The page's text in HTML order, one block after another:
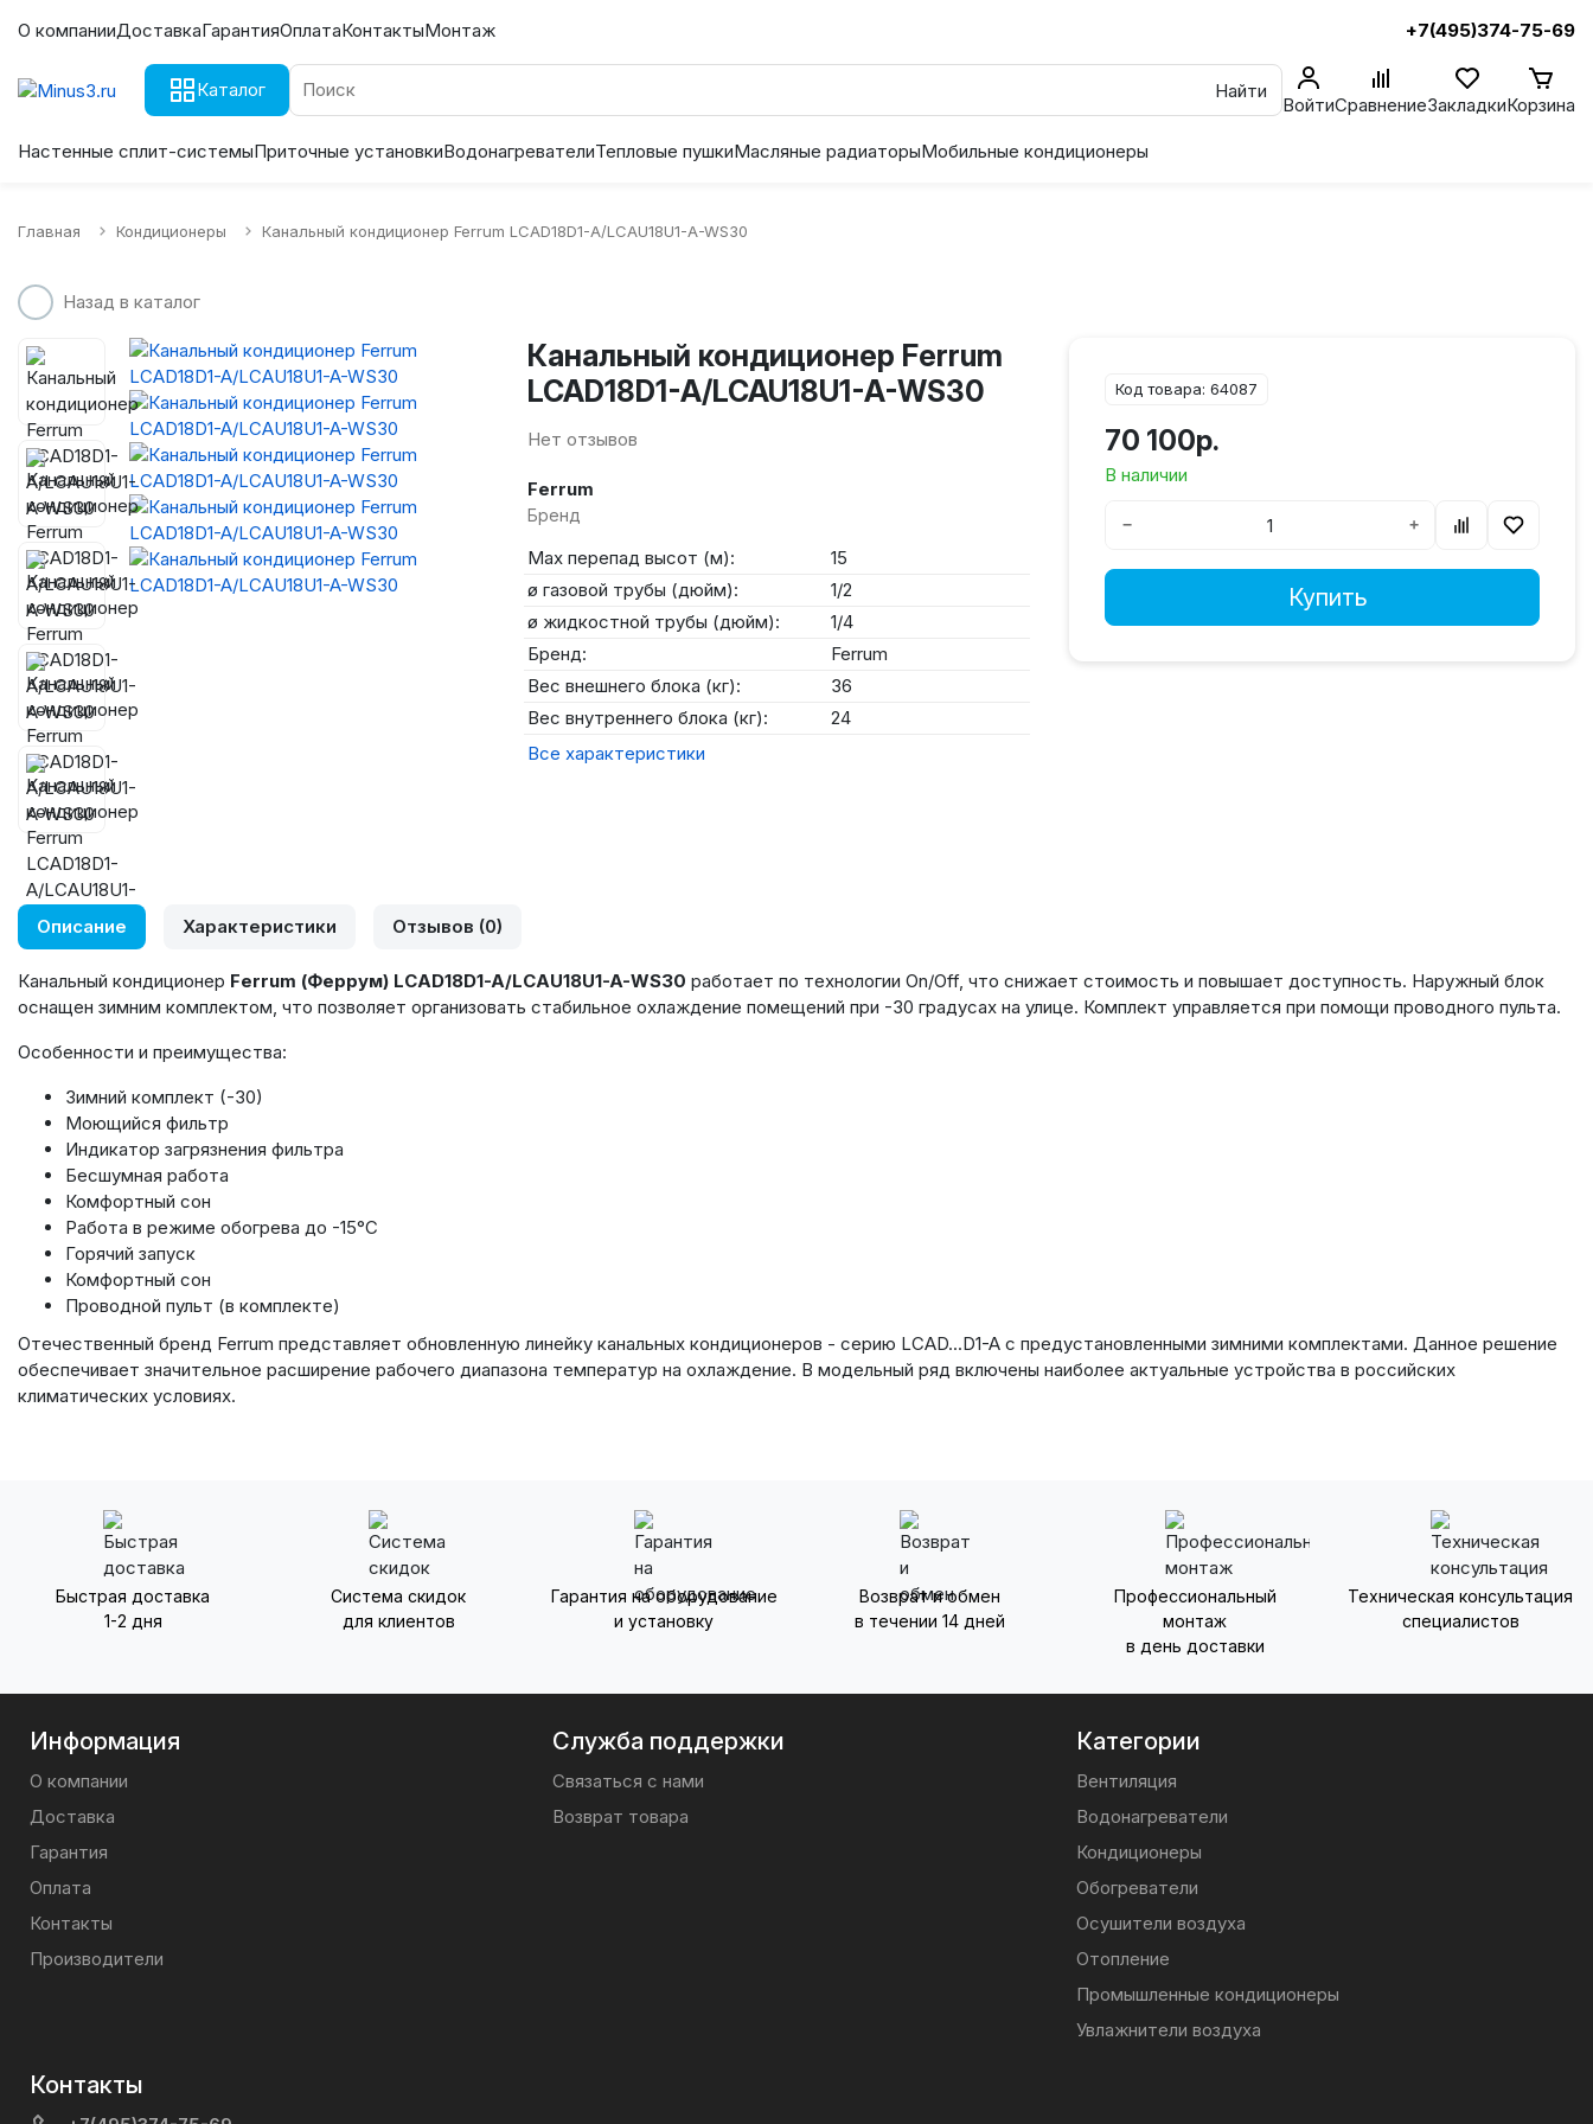
О компанииДоставкаГарантияОплатаКонтактыМонтаж +7(495)374-75-69
Каталог Найти
ВойтиСравнениеЗакладкиКорзина
Настенные сплит-системыПриточные установкиВодонагревателиТепловые пушкиМасляные радиаторыМобильные кондиционеры
Главная Кондиционеры Канальный кондиционер Ferrum LCAD18D1-A/LCAU18U1-A-WS30
Назад в каталог
Канальный кондиционер Ferrum
LCAD18D1-A/LCAU18U1-A-WS30
Нет отзывов
Ferrum
Бренд
Max перепад высот (м):
15
ø газовой трубы (дюйм):
1/2
ø жидкостной трубы (дюйм):
1/4
Бренд:
Ferrum
Вес внешнего блока (кг):
36
Вес внутреннего блока (кг):
24
Все характеристики
Код товара: 64087
70 100р.
В наличии
− +
Купить
Описание Характеристики Отзывов (0)
Канальный кондиционер Ferrum (Феррум) LCAD18D1-A/LCAU18U1-A-WS30 работает по технологии On/Off, что снижает стоимость и повышает доступность. Наружный блок
оснащен зимним комплектом, что позволяет организовать стабильное охлаждение помещений при -30 градусах на улице. Комплект управляется при помощи проводного пульта.
Особенности и преимущества:
Зимний комплект (-30)
Моющийся фильтр
Индикатор загрязнения фильтра
Бесшумная работа
Комфортный сон
Работа в режиме обогрева до -15°С
Горячий запуск
Комфортный сон
Проводной пульт (в комплекте)
Отечественный бренд Ferrum представляет обновленную линейку канальных кондиционеров - серию LCAD...D1-A с предустановленными зимними комплектами. Данное решение
обеспечивает значительное расширение рабочего диапазона температур на охлаждение. В модельный ряд включены наиболее актуальные устройства в российских
климатических условиях.
Быстрая доставка
1-2 дня
Система скидок
для клиентов
Гарантия на оборудование
и установку
Возврат и обмен
в течении 14 дней
Профессиональный
монтаж
в день доставки
Техническая консультация
специалистов
Информация
О компании
Доставка
Гарантия
Оплата
Контакты
Производители
Служба поддержки
Связаться с нами
Возврат товара
Категории
Вентиляция
Водонагреватели
Кондиционеры
Обогреватели
Осушители воздуха
Отопление
Промышленные кондиционеры
Увлажнители воздуха
Контакты